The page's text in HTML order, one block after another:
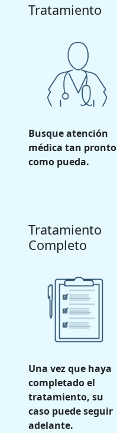
Tratamiento
Busque atención
médica tan pronto
como pueda.
Tratamiento
Completo
Una vez que haya
completado el
tratamiento, su
caso puede seguir
adelante.